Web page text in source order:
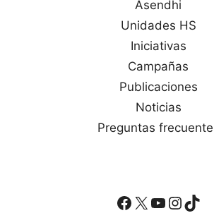
Asendhi
Unidades HS
Iniciativas
Campañas
Publicaciones
Noticias
Preguntas
Facebook
X YouTube